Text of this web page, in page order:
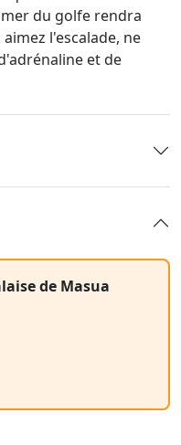
du golfe rendra
l'escalade, ne
et de
de Masua